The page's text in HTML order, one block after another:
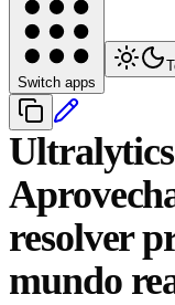
Switch apps
resolver
mundo